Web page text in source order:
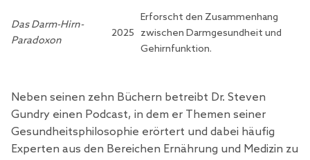
Das Darm-Hirn-
Paradoxon
2025
Erforscht den Zusammenhang
zwischen Darmgesundheit und
Gehirnfunktion.
Neben seinen zehn Büchern betreibt Dr. Steven
Gundry einen Podcast, in dem er Themen seiner
Gesundheitsphilosophie erörtert und dabei häufig
Experten aus den Bereichen Ernährung und Medizin zu